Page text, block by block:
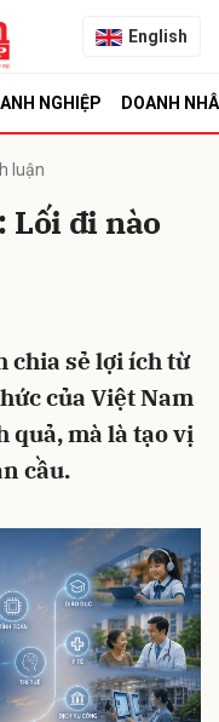
English
NGHIỆP DOANH
luận
Lối đi nào
chia sẻ lợi ích từ
của Việt Nam
quả, mà là tạo vị
cầu.
Hủy